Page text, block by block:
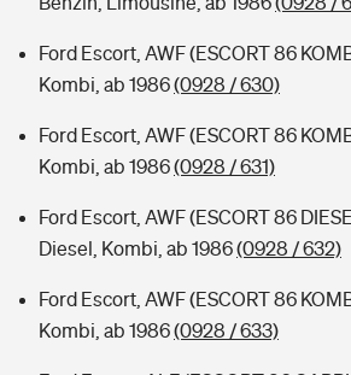
Ford Escort, AWF (ESCORT 86
Kombi, ab 1986(0928 / 630)
Ford Escort, AWF (ESCORT 86
Kombi, ab 1986(0928 / 631)
Ford Escort, AWF (ESCORT 86
Diesel, Kombi, ab 1986(0928 / 632)
Ford Escort, AWF (ESCORT 86
Kombi, ab 1986(0928 / 633)